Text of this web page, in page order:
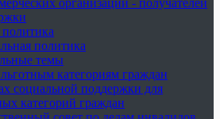
организаций - получателей
политика
темы
категориям граждан
социальной поддержки для
категорий граждан